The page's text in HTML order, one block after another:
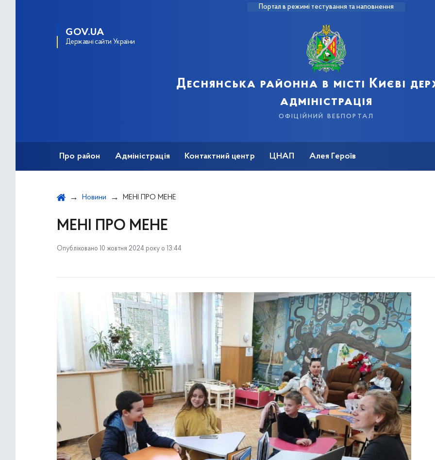
Портал в режимі тестування та наповнення
GOV.UA
Державні сайти України
Деснянська районна в місті Києві
адміністрація
офіційний вебпортал
Про район Адміністрація Контактний центр ЦНАП Алея Героїв
Новини МЕНІ ПРО МЕНЕ
МЕНІ ПРО МЕНЕ
Опубліковано 10 жовтня 2024 року о 13:44